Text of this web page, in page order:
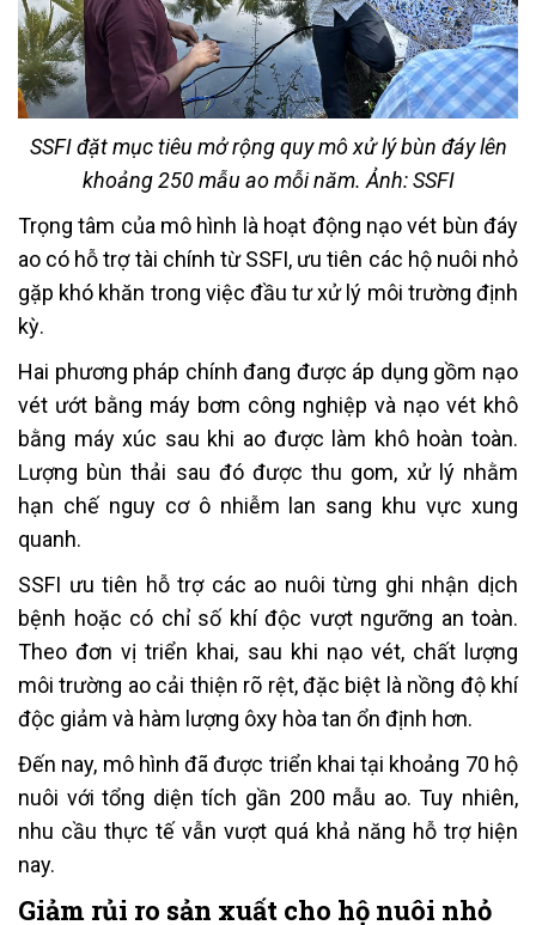
SSFI đặt mục tiêu mở rộng quy mô xử lý bùn đáy lên
khoảng 250 mẫu ao mỗi năm. Ảnh: SSFI
Trọng tâm của mô hình là hoạt động nạo vét bùn đáy
ao có hỗ trợ tài chính từ SSFI, ưu tiên các hộ nuôi nhỏ
gặp khó khăn trong việc đầu tư xử lý môi trường định
kỳ.
Hai phương pháp chính đang được áp dụng gồm nạo
vét ướt bằng máy bơm công nghiệp và nạo vét khô
bằng máy xúc sau khi ao được làm khô hoàn toàn.
Lượng bùn thải sau đó được thu gom, xử lý nhằm
hạn chế nguy cơ ô nhiễm lan sang khu vực xung
quanh.
SSFI ưu tiên hỗ trợ các ao nuôi từng ghi nhận dịch
bệnh hoặc có chỉ số khí độc vượt ngưỡng an toàn.
Theo đơn vị triển khai, sau khi nạo vét, chất lượng
môi trường ao cải thiện rõ rệt, đặc biệt là nồng độ khí
độc giảm và hàm lượng ôxy hòa tan ổn định hơn.
Đến nay, mô hình đã được triển khai tại khoảng 70 hộ
nuôi với tổng diện tích gần 200 mẫu ao. Tuy nhiên,
nhu cầu thực tế vẫn vượt quá khả năng hỗ trợ hiện
nay.
Giảm rủi ro sản xuất cho hộ nuôi nhỏ